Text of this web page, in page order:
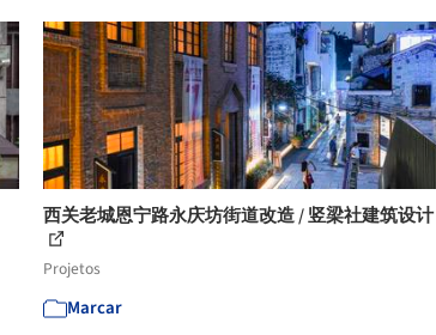
西关老城恩宁路永庆坊街道改造 / 竖梁社建筑设计
Projetos
Marcar